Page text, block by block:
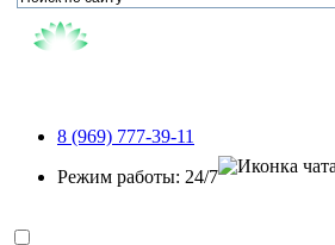
8 (969) 777-39-11
Режим работы: 24/7